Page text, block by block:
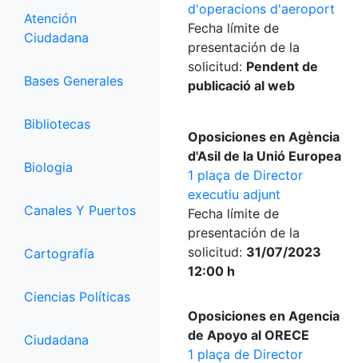
Atención
Ciudadana
Bases Generales
Bibliotecas
Biologia
Canales Y Puertos
Cartografía
Ciencias Políticas
Ciudadana
d'operacions d'aeroport
Fecha límite de
presentación de la
solicitud: Pendent de
publicació al web
Oposiciones en Agència
d'Asil de la Unió Europea
1 plaça de Director
executiu adjunt
Fecha límite de
presentación de la
solicitud: 31/07/2023
12:00 h
Oposiciones en Agencia
de Apoyo al ORECE
1 plaça de Director